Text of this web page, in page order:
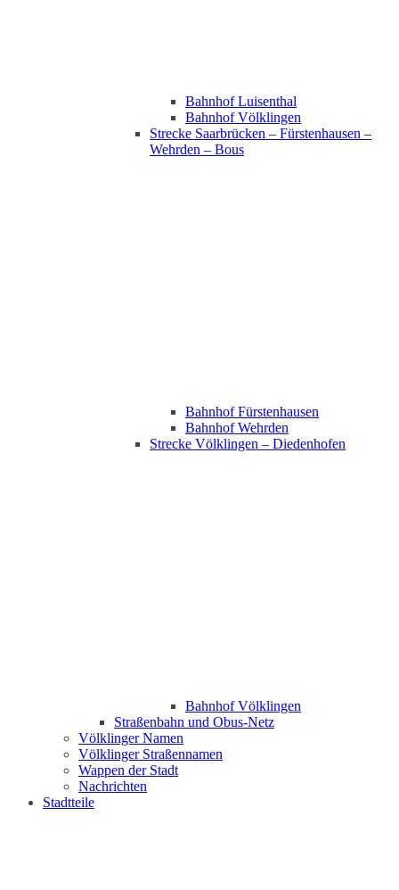
Bahnhof Luisenthal
Bahnhof Völklingen
Strecke Saarbrücken – Fürstenhausen –
Wehrden – Bous
Bahnhof Fürstenhausen
Bahnhof Wehrden
Strecke Völklingen – Diedenhofen
Bahnhof Völklingen
Straßenbahn und Obus-Netz
Völklinger Namen
Völklinger Straßennamen
Wappen der Stadt
Nachrichten
Stadtteile